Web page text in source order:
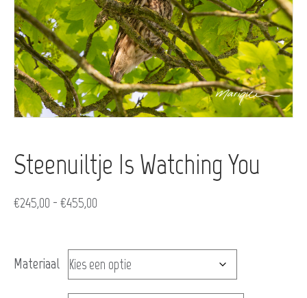
Steenuiltje Is Watching You
€245,00 - €455,00
tot
€455,00
Materiaal